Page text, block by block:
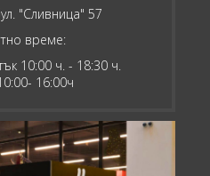
"Сливница" 57
време:
10:00 ч. - 18:30 ч.
16:00ч